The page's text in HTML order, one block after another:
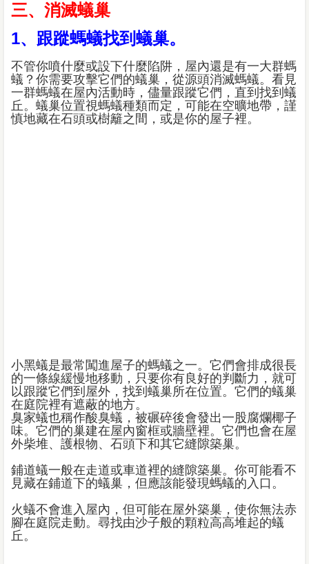
三、消滅蟻巢
1、跟蹤螞蟻找到蟻巢。
不管你噴什麼或設下什麼陷阱，屋內還是有一大群螞
蟻？你需要攻擊它們的蟻巢，從源頭消滅螞蟻。看見
一群螞蟻在屋內活動時，儘量跟蹤它們，直到找到蟻
丘。蟻巢位置視螞蟻種類而定，可能在空曠地帶，謹
慎地藏在石頭或樹籬之間，或是你的屋子裡。
小黑蟻是最常闖進屋子的螞蟻之一。它們會排成很長
的一條線緩慢地移動，只要你有良好的判斷力，就可
以跟蹤它們到屋外，找到蟻巢所在位置。它們的蟻巢
在庭院裡有遮蔽的地方。
臭家蟻也稱作酸臭蟻，被碾碎後會發出一股腐爛椰子
味。它們的巢建在屋內窗框或牆壁裡。它們也會在屋
外柴堆、護根物、石頭下和其它縫隙築巢。
鋪道蟻一般在走道或車道裡的縫隙築巢。你可能看不
見藏在鋪道下的蟻巢，但應該能發現螞蟻的入口。
火蟻不會進入屋內，但可能在屋外築巢，使你無法赤
腳在庭院走動。尋找由沙子般的顆粒高高堆起的蟻
丘。